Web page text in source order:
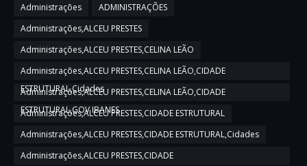
Administrações
ADMINISTRAÇÕES
Administrações,ALCEU PRESTES
Administrações,ALCEU PRESTES,CELINA LEÃO
Administrações,ALCEU PRESTES,CELINA LEÃO,CIDADE
ESTRUTURAL,Cidades
Administrações,ALCEU PRESTES,CELINA LEÃO,CIDADE
ESTRUTURAL,GOV IBANES
Administrações,ALCEU PRESTES,CIDADE ESTRUTURAL
Administrações,ALCEU PRESTES,CIDADE ESTRUTURAL,Cidades
Administrações,ALCEU PRESTES,CIDADE